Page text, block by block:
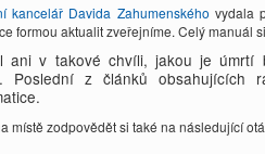
kancelář Davida Zahumenského vydala
formou aktualit zveřejníme. Celý manuál
ani v takové chvíli, jakou je úmrtí
Poslední z článků
místě zodpovědět si také na následující